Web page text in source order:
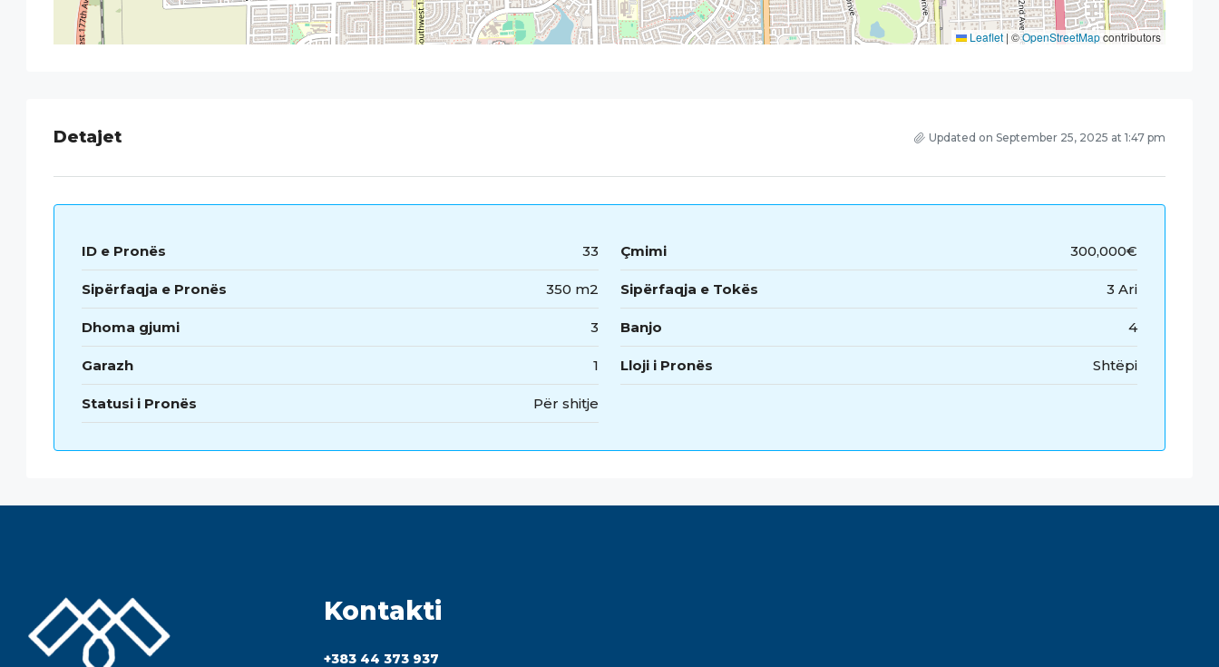
Leaflet | ©OpenStreetMapcontributors
Detajet Updated on September 25, 2025 at 1:47 pm
ID e Pronës 33 Çmimi 300,000€
Sipërfaqja e Pronës 350 m2 Sipërfaqja e Tokës 3 Ari
Dhoma gjumi 3 Banjo 4
Garazh 1 Lloji i Pronës Shtëpi
Statusi i Pronës Për shitje
Kontakti
+383 44 373 937